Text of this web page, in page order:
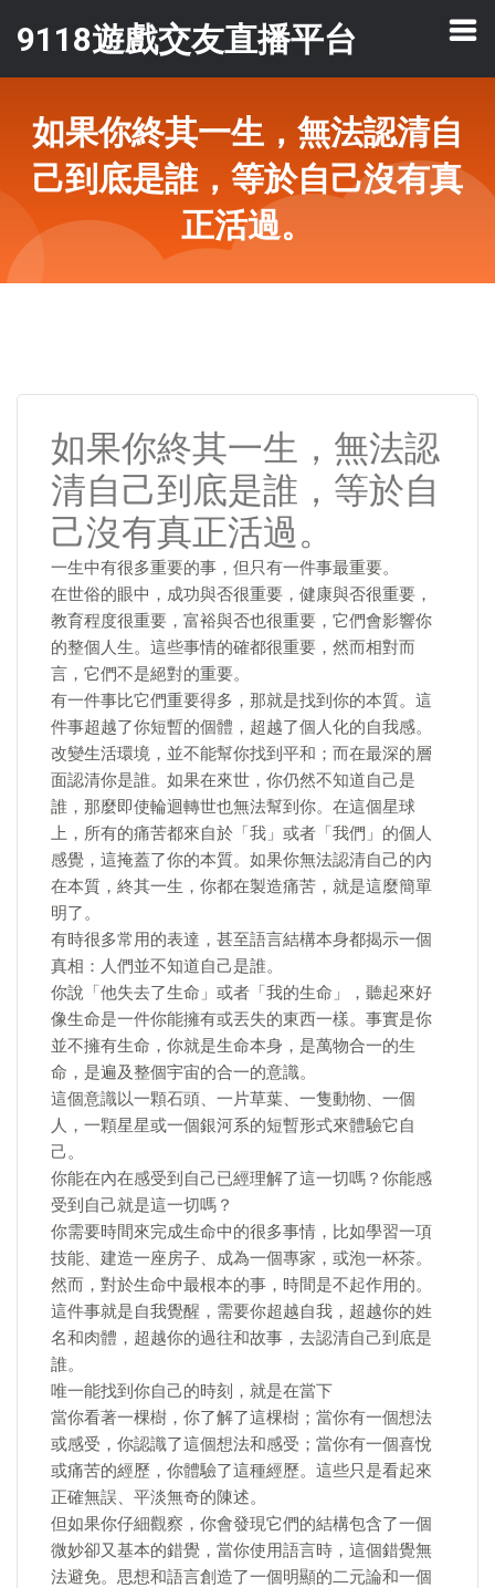
9118遊戲交友直播平台
如果你終其一生，無法認清自
己到底是誰，等於自己沒有真
正活過。
如果你終其一生，無法認
清自己到底是誰，等於自
己沒有真正活過。
一生中有很多重要的事，但只有一件事最重要。
在世俗的眼中，成功與否很重要，健康與否很重要，
教育程度很重要，富裕與否也很重要，它們會影響你
的整個人生。這些事情的確都很重要，然而相對而
言，它們不是絕對的重要。
有一件事比它們重要得多，那就是找到你的本質。這
件事超越了你短暫的個體，超越了個人化的自我感。
改變生活環境，並不能幫你找到平和；而在最深的層
面認清你是誰。如果在來世，你仍然不知道自己是
誰，那麼即使輪迴轉世也無法幫到你。在這個星球
上，所有的痛苦都來自於「我」或者「我們」的個人
感覺，這掩蓋了你的本質。如果你無法認清自己的內
在本質，終其一生，你都在製造痛苦，就是這麼簡單
明了。
有時很多常用的表達，甚至語言結構本身都揭示一個
真相：人們並不知道自己是誰。
你說「他失去了生命」或者「我的生命」，聽起來好
像生命是一件你能擁有或丟失的東西一樣。事實是你
並不擁有生命，你就是生命本身，是萬物合一的生
命，是遍及整個宇宙的合一的意識。
這個意識以一顆石頭、一片草葉、一隻動物、一個
人，一顆星星或一個銀河系的短暫形式來體驗它自
己。
你能在內在感受到自己已經理解了這一切嗎？你能感
受到自己就是這一切嗎？
你需要時間來完成生命中的很多事情，比如學習一項
技能、建造一座房子、成為一個專家，或泡一杯茶。
然而，對於生命中最根本的事，時間是不起作用的。
這件事就是自我覺醒，需要你超越自我，超越你的姓
名和肉體，超越你的過往和故事，去認清自己到底是
誰。
唯一能找到你自己的時刻，就是在當下
當你看著一棵樹，你了解了這棵樹；當你有一個想法
或感受，你認識了這個想法和感受；當你有一個喜悅
或痛苦的經歷，你體驗了這種經歷。這些只是看起來
正確無誤、平淡無奇的陳述。
但如果你仔細觀察，你會發現它們的結構包含了一個
微妙卻又基本的錯覺，當你使用語言時，這個錯覺無
法避免。思想和語言創造了一個明顯的二元論和一個